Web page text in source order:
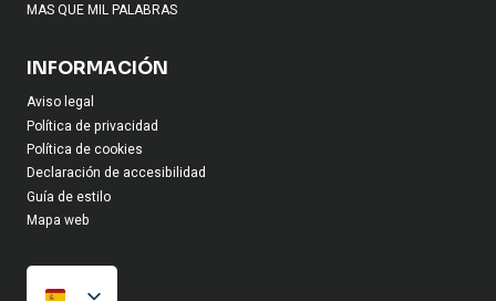
MAS QUE MIL PALABRAS
INFORMACIÓN
Aviso legal
Política de privacidad
Política de cookies
Declaración de accesibilidad
Guía de estilo
Mapa web